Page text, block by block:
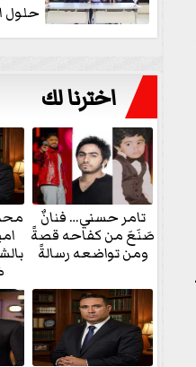
حلول
اخترنا لك
تامر حسني… فنانٌ
صَنَعَ من كفاحه قصةً
ومن تواضعه رسالةً